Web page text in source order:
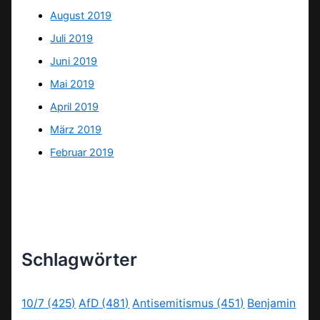
August 2019
Juli 2019
Juni 2019
Mai 2019
April 2019
März 2019
Februar 2019
Schlagwörter
10/7 (425) AfD (481) Antisemitismus (451) Benjamin